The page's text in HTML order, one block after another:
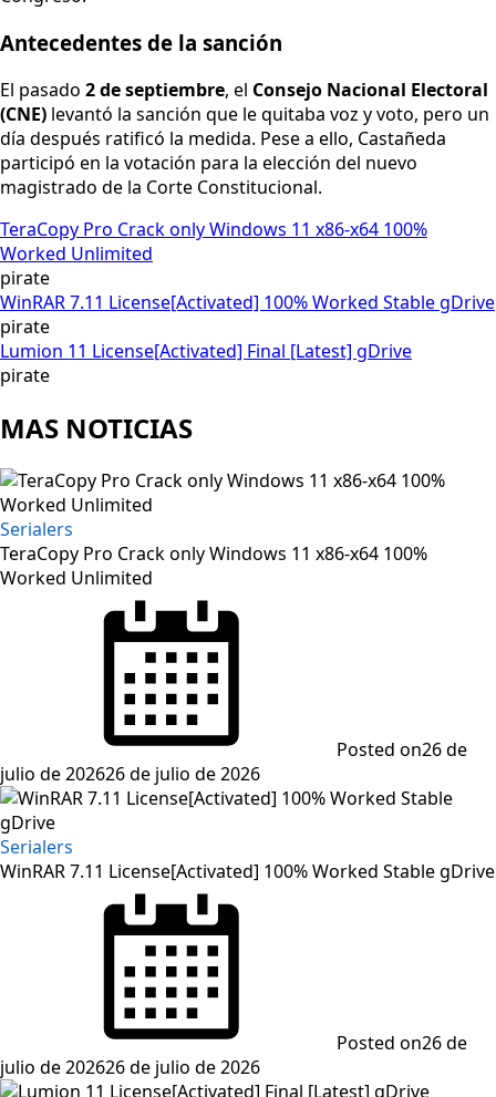
Antecedentes de la sanción
El pasado 2 de septiembre, el Consejo Nacional Electoral
(CNE) levantó la sanción que le quitaba voz y voto, pero un
día después ratificó la medida. Pese a ello, Castañeda
participó en la votación para la elección del nuevo
magistrado de la Corte Constitucional.
TeraCopy Pro Crack only Windows 11 x86-x64 100%
Worked Unlimited
pirate
WinRAR 7.11 License[Activated] 100% Worked Stable gDrive
pirate
Lumion 11 License[Activated] Final [Latest] gDrive
pirate
MAS NOTICIAS
Serialers
TeraCopy Pro Crack only Windows 11 x86-x64 100%
Worked Unlimited
Posted on26 de
julio de 202626 de julio de 2026
Serialers
WinRAR 7.11 License[Activated] 100% Worked Stable gDrive
Posted on26 de
julio de 202626 de julio de 2026